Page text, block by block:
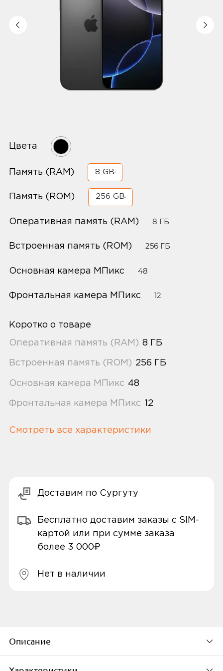
Цвета
Память (RAM) 8 GB
Память (ROM) 256 GB
Оперативная память (RAM) 8 ГБ
Встроенная память (ROM) 256 ГБ
Основная камера МПикс 48
Фронтальная камера МПикс 12
Коротко о товаре
Оперативная память (RAM) 8 ГБ
Встроенная память (ROM) 256 ГБ
Основная камера МПикс 48
Фронтальная камера МПикс 12
Смотреть все характеристики
Доставим по Сургуту
Бесплатно доставим заказы с SIM-
картой или при сумме заказа
более 3 000₽
Нет в наличии
Описание